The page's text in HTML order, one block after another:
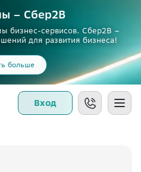
– Сбер2B
бизнес-сервисов. Сбер2В –
для развития бизнеса!
больше
Вход